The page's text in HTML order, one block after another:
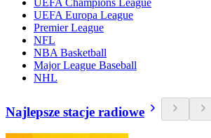
UEFA Champions League
UEFA Europa League
Premier League
NFL
NBA Basketball
Major League Baseball
NHL
Najlepsze stacje radiowe